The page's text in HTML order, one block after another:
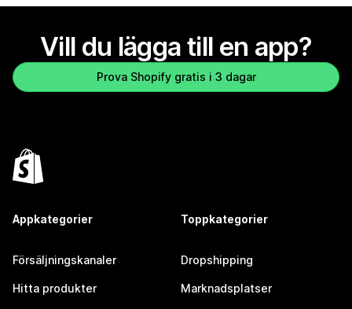
Vill du lägga till en app?
Prova Shopify gratis i 3 dagar
Appkategorier
Försäljningskanaler
Hitta produkter
Toppkategorier
Dropshipping
Marknadsplatser